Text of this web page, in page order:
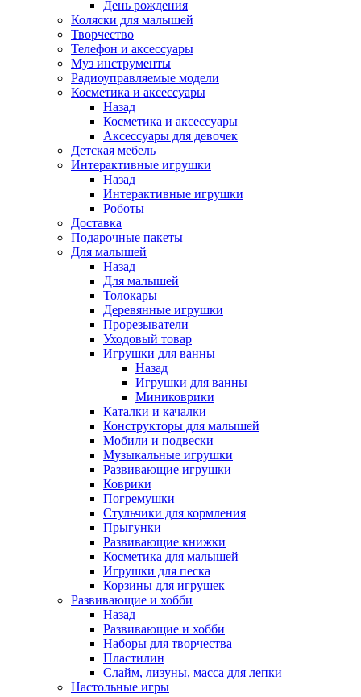
День рождения
Коляски для малышей
Творчество
Телефон и аксессуары
Муз инструменты
Радиоуправляемые модели
Косметика и аксессуары
Назад
Косметика и аксессуары
Аксессуары для девочек
Детская мебель
Интерактивные игрушки
Назад
Интерактивные игрушки
Роботы
Доставка
Подарочные пакеты
Для малышей
Назад
Для малышей
Толокары
Деревянные игрушки
Прорезыватели
Уходовый товар
Игрушки для ванны
Назад
Игрушки для ванны
Миниковрики
Каталки и качалки
Конструкторы для малышей
Мобили и подвески
Музыкальные игрушки
Развивающие игрушки
Коврики
Погремушки
Стульчики для кормления
Прыгунки
Развивающие книжки
Косметика для малышей
Игрушки для песка
Корзины для игрушек
Развивающие и хобби
Назад
Развивающие и хобби
Наборы для творчества
Пластилин
Слайм, лизуны, масса для лепки
Настольные игры